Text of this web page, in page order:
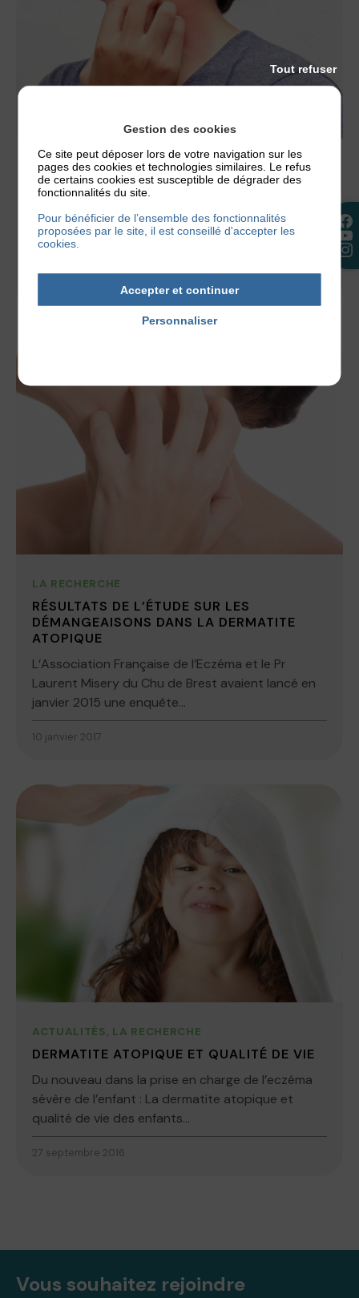
LES MÉDECINS
LES MÉCANISMES DU PRURIT
Les démangeaisons sont très importantes dans la
dermatite atopique. Le Pr Misery du Chu de Brest,
LA RECHERCHE
RÉSULTATS DE L’ÉTUDE SUR LES
DÉMANGEAISONS DANS LA DERMATITE
ATOPIQUE
L’Association Française de l’Eczéma et le Pr
Laurent Misery du Chu de Brest avaient lancé en
janvier 2015 une enquête...
10 janvier 2017
ACTUALITÉS, LA RECHERCHE
DERMATITE ATOPIQUE ET QUALITÉ DE VIE
Du nouveau dans la prise en charge de l’eczéma
sévère de l’enfant : La dermatite atopique et
qualité de vie des enfants...
27 septembre 2016
Vous souhaitez rejoindre
Gestion des cookies
Ce site peut déposer lors de votre navigation sur les
pages des cookies et technologies similaires. Le refus
de certains cookies est susceptible de dégrader des
fonctionnalités du site.
Pour bénéficier de l’ensemble des fonctionnalités
proposées par le site, il est conseillé d'accepter les
cookies.
Accepter et continuer
Tout refuser
Personnaliser